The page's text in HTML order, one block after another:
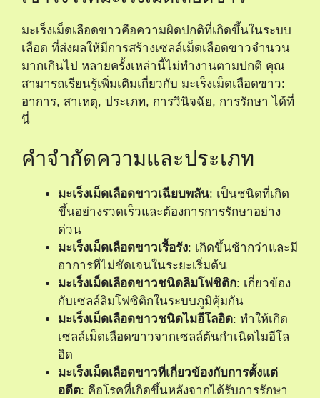
มะเร็งเม็ดเลือดขาวคือความผิดปกติที่เกิดขึ้นในระบบ
เลือด ที่ส่งผลให้มีการสร้างเซลล์เม็ดเลือดขาวจำนวน
มากเกินไป หลายครั้งเหล่านี้ไม่ทำงานตามปกติ คุณ
สามารถเรียนรู้เพิ่มเติมเกี่ยวกับ มะเร็งเม็ดเลือดขาว:
อาการ, สาเหตุ, ประเภท, การวินิจฉัย, การรักษา ได้ที่
นี่
คำจำกัดความและประเภท
มะเร็งเม็ดเลือดขาวเฉียบพลัน: เป็นชนิดที่เกิด
ขึ้นอย่างรวดเร็วและต้องการการรักษาอย่าง
ด่วน
มะเร็งเม็ดเลือดขาวเรื้อรัง: เกิดขึ้นช้ากว่าและมี
อาการที่ไม่ชัดเจนในระยะเริ่มต้น
มะเร็งเม็ดเลือดขาวชนิดลิมโฟซิติก: เกี่ยวข้อง
กับเซลล์ลิมโฟซิติกในระบบภูมิคุ้มกัน
มะเร็งเม็ดเลือดขาวชนิดไมอีโลอิด: ทำให้เกิด
เซลล์เม็ดเลือดขาวจากเซลล์ต้นกำเนิดไมอีโล
อิด
มะเร็งเม็ดเลือดขาวที่เกี่ยวข้องกับการตั้งแต่
อดีต: คือโรคที่เกิดขึ้นหลังจากได้รับการรักษา